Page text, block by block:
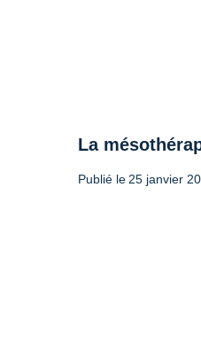
La
Publié le 25 janvier